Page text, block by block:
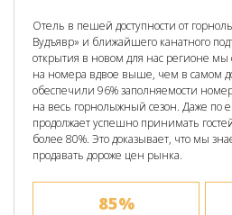
Отель в пешей доступности от
Вудъявр» и ближайшего канатного
открытия в новом для нас регионе мы
на номера вдвое выше, чем в самом
обеспечили 96% заполняемости
на весь горнолыжный сезон. Даже по
продолжает успешно принимать
более 80%. Это доказывает, что мы
продавать дороже цен рынка.
85%